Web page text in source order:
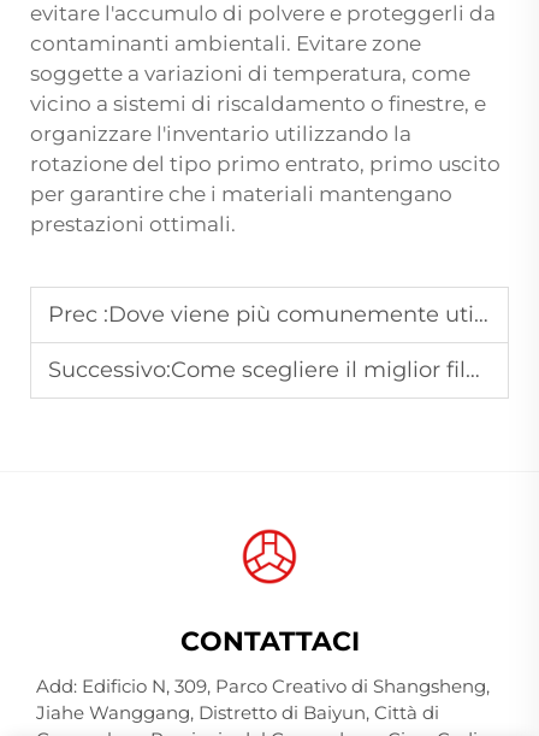
evitare l'accumulo di polvere e proteggerli da
contaminanti ambientali. Evitare zone
soggette a variazioni di temperatura, come
vicino a sistemi di riscaldamento o finestre, e
organizzare l'inventario utilizzando la
rotazione del tipo primo entrato, primo uscito
per garantire che i materiali mantengano
prestazioni ottimali.
Prec :Dove viene più comunemente utilizzato il filamento
Successivo:Come scegliere il miglior filo per ricamo per macchine industriali ad alta velocità?
CONTATTACI
Add: Edificio N, 309, Parco Creativo di Shangsheng,
Jiahe Wanggang, Distretto di Baiyun, Città di